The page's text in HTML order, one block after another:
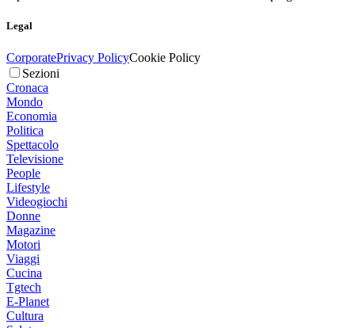
Legal
CorporatePrivacy PolicyCookie Policy
Sezioni
Cronaca
Mondo
Economia
Politica
Spettacolo
Televisione
People
Lifestyle
Videogiochi
Donne
Magazine
Motori
Viaggi
Cucina
Tgtech
E-Planet
Cultura